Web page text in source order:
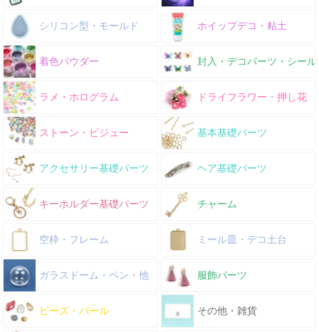
シリコン型・モールド ホイップデコ・粘土
着色パウダー 封入・デコパーツ・シール
ラメ・ホログラム ドライフラワー・押し花
ストーン・ビジュー 基本基礎パーツ
アクセサリー基礎パーツ ヘア基礎パーツ
キーホルダー基礎パーツ チャーム
空枠・フレーム ミール皿・デコ土台
ガラスドーム・ペン・他 服飾パーツ
ビーズ・パール その他・雑貨